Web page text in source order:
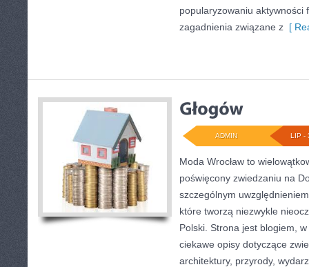
popularyzowaniu aktywności
zagadnienia związane z [
LIP -
ADMIN
Moda Wrocław to
poświęcony zwiedzaniu na
szczególnym
które tworzą niezwykle
Polski. Strona jest blogiem,
ciekawe opisy dotyczące
architektury, przyrody,